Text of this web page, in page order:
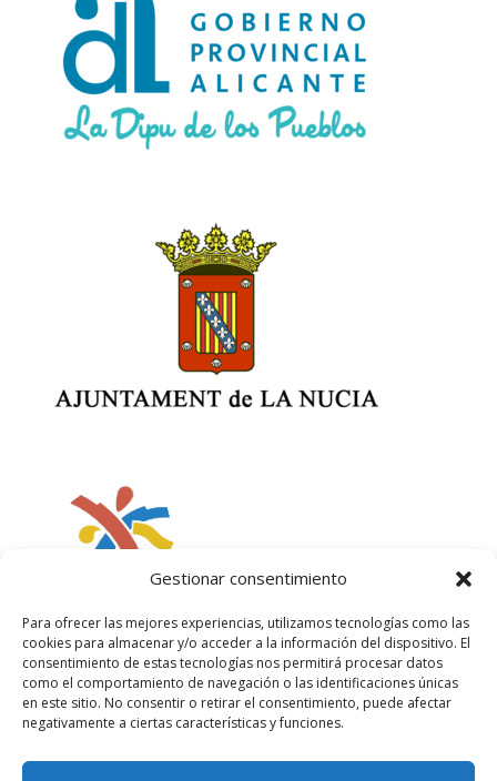
Gestionar consentimiento
Para ofrecer las mejores experiencias, utilizamos tecnologías como las
cookies para almacenar y/o acceder a la información del dispositivo. El
consentimiento de estas tecnologías nos permitirá procesar datos
como el comportamiento de navegación o las identificaciones únicas
en este sitio. No consentir o retirar el consentimiento, puede afectar
negativamente a ciertas características y funciones.